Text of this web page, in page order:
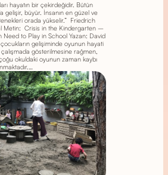
hayatın bir çekirdeğidir. Bütün
gelişir, büyür. İnsanın en güzel ve
orada yükselir.” Friedrich
Metin: Crisis in the Kindergarten –
Need to Play in School Yazan: David
gelişiminde oyunun hayati
gösterilmesine rağmen,
okuldaki oyunun zaman kaybı